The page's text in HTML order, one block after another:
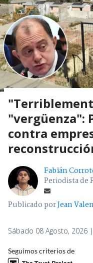
"vergüenza":
contra
Fabián
Periodista de
Publicado porJean
Sábado 08 Agosto, 2026
Seguimos criterios de